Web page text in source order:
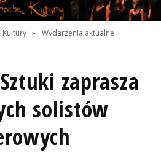
Kultury » Wydarzenia aktualne
zaprasza
solistów